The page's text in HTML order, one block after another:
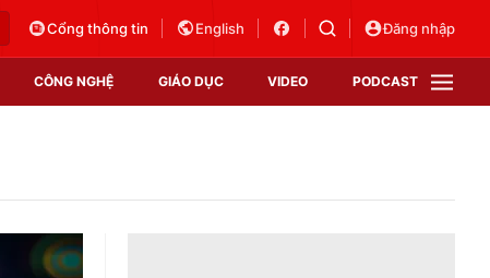
Cổng thông tin English Đăng nhập
CÔNG NGHỆ GIÁO DỤC VIDEO PODCAST
VTV Sức khoẻ